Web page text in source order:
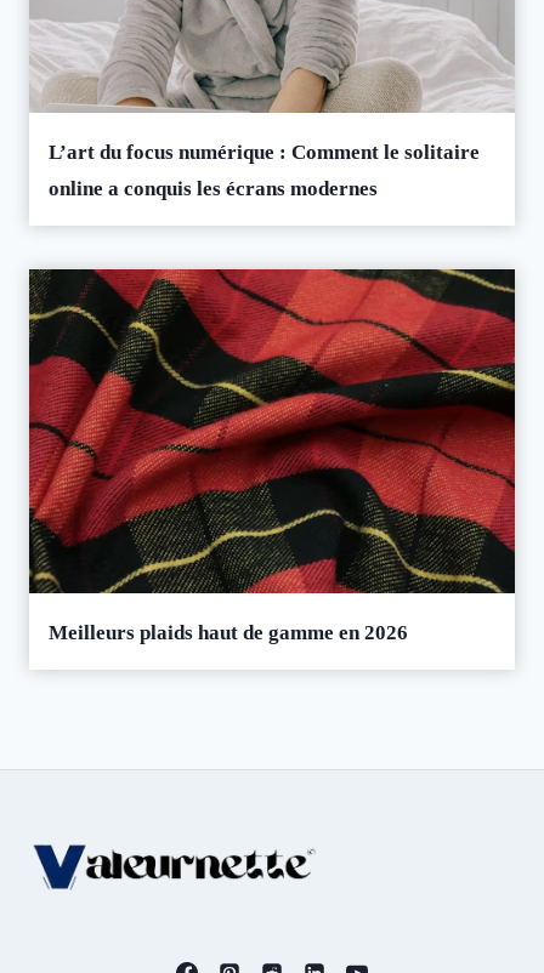
L’art du focus numérique : Comment le solitaire
online a conquis les écrans modernes
Meilleurs plaids haut de gamme en 2026